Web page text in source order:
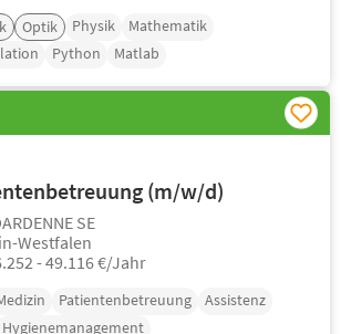
Optik Physik
Mathematik
Python Matlab
(m/w/d)
SE
Westfalen
- 49.116 €/Jahr
Patientenbetreuung
Assistenz
Hygienemanagement